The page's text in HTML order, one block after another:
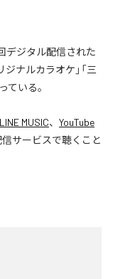
デジタル配信された
ジナルカラオケ」「三
ている。
LINE MUSIC、 YouTube
サービスで聴くこと